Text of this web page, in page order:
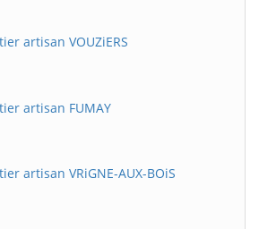
artisan VOUZiERS
artisan FUMAY
artisan VRiGNE-AUX-BOiS